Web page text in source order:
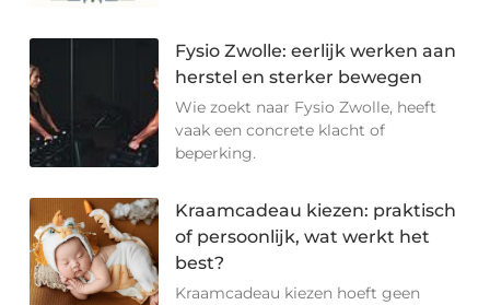
Fysio Zwolle: eerlijk werken aan
herstel en sterker bewegen
Wie zoekt naar Fysio Zwolle, heeft
vaak een concrete klacht of
beperking.
Kraamcadeau kiezen: praktisch
of persoonlijk, wat werkt het
best?
Kraamcadeau kiezen hoeft geen